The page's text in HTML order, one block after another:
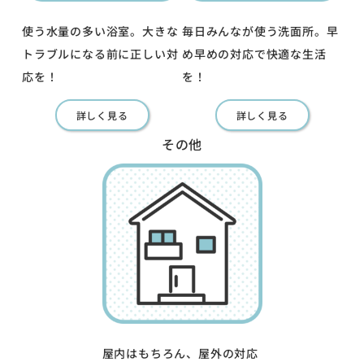
使う水量の多い浴室。大きな
トラブルになる前に正しい対
応を！
詳しく見る
毎日みんなが使う洗面所。早
め早めの対応で快適な生活
を！
詳しく見る
その他
屋内はもちろん、屋外の対応